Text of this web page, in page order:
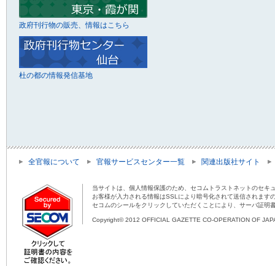
政府刊行物の販売、情報はこちら
杜の都の情報発信基地
全官報について 官報サービスセンター一覧 関連出版社サイト
当サイトは、個人情報保護のため、セコムトラストネットのセキ
お客様が入力される情報はSSLにより暗号化されて送信されま
セコムのシールをクリックしていただくことにより、サーバ証明
Copyright© 2012 OFFICIAL GAZETTE CO-OPERATION OF